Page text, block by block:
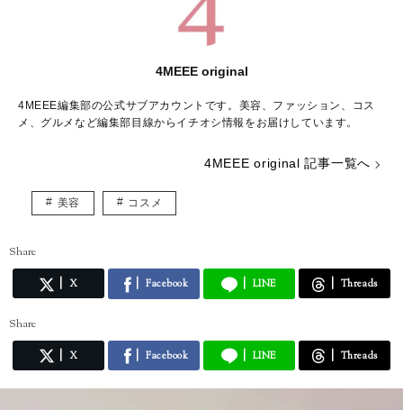
4MEEE original
4MEEE編集部の公式サブアカウントです。美容、ファッション、コス
メ、グルメなど編集部目線からイチオシ情報をお届けしています。
4MEEE original 記事一覧へ
美容 コスメ
Share
X Facebook LINE Threads
Share
X Facebook LINE Threads